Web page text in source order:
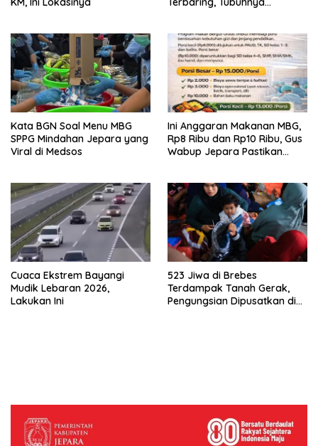
Kata BGN Soal Menu MBG
SPPG Mindahan Jepara yang
Viral di Medsos
Ini Anggaran Makanan MBG,
Rp8 Ribu dan Rp10 Ribu, Gus
Wabup Jepara Pastikan
Cuaca Ekstrem Bayangi
Mudik Lebaran 2026,
Lakukan Ini
523 Jiwa di Brebes
Terdampak Tanah Gerak,
Pengungsian Dipusatkan di